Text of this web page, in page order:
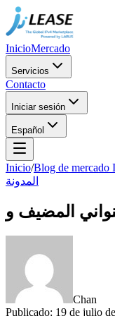
InicioMercado
Servicios
Contacto
Iniciar sesión
Español
Inicio/Blog de mercado
المدونة
Chan
Publicado: 19 de julio